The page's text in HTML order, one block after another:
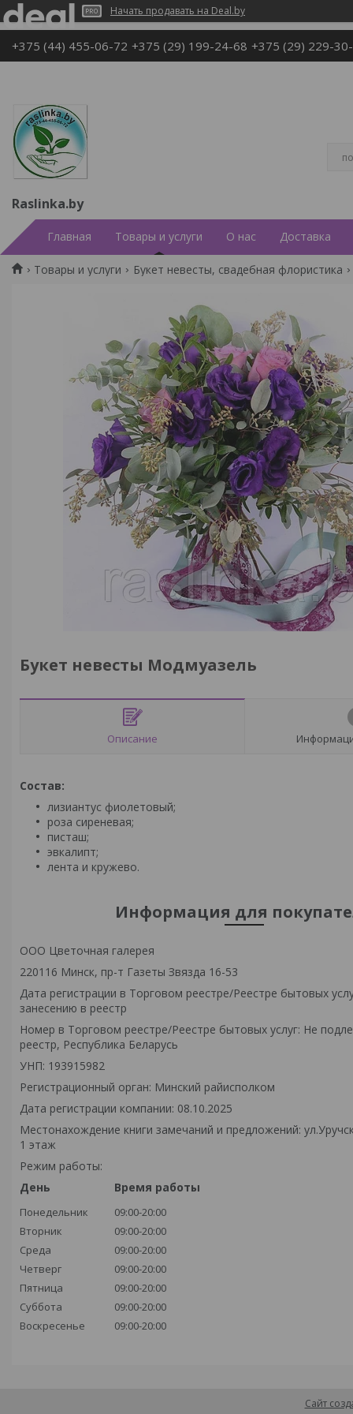
Начать продавать на Deal.by
+375 (44) 455-06-72 +375 (29) 199-24-68 +375 (29) 229-
Raslinka.by
Главная Товары и услуги О нас Доставка
Товары и услуги Букет невесты, свадебная флористика
Букет невесты Модмуазель
Описание
Состав:
лизиантус фиолетовый;
роза сиреневая;
писташ;
эвкалипт;
лента и кружево.
Информация для
ООО Цветочная галерея
220116 Минск, пр-т Газеты Звязда 16-53
Дата регистрации в Торговом реестре/Реестре бытовых
занесению в реестр
Номер в Торговом реестре/Реестре бытовых услуг: Не
реестр, Республика Беларусь
УНП: 193915982
Регистрационный орган: Минский райисполком
Дата регистрации компании: 08.10.2025
Местонахождение книги замечаний и предложений:
1 этаж
Режим работы:
День
Время работы
Понедельник
09:00-20:00
Вторник
09:00-20:00
Среда
09:00-20:00
Четверг
09:00-20:00
Пятница
09:00-20:00
Суббота
09:00-20:00
Воскресенье
09:00-20:00
Сайт